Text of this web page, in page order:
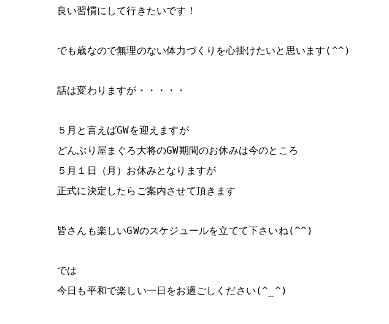
良い習慣にして行きたいです！
でも歳なので無理のない体力づくりを心掛けたいと思います(^^)
話は変わりますが・・・・・
５月と言えばGWを迎えますが
どんぶり屋まぐろ大将のGW期間のお休みは今のところ
５月１日（月）お休みとなりますが
正式に決定したらご案内させて頂きます
皆さんも楽しいGWのスケジュールを立てて下さいね(^^)
では
今日も平和で楽しい一日をお過ごしください(^_^)